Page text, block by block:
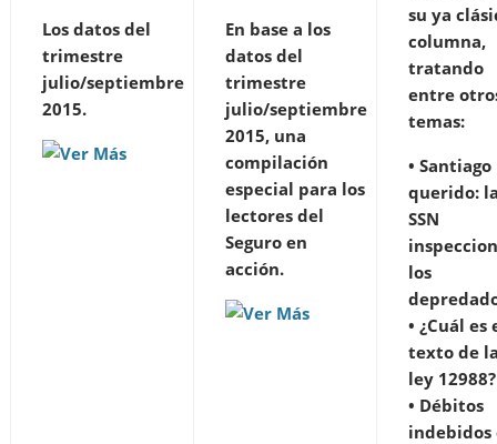
Los datos del
trimestre
julio/septiembre
2015.
En base a los
datos del
trimestre
julio/septiembre
2015, una
compilación
especial para los
lectores del
Seguro en
acción.
su ya
columna,
tratando
entre
temas:
• Santiago
querido:
SSN
los
• ¿Cuál es
texto de
ley 12988?
• Débitos
indebidos